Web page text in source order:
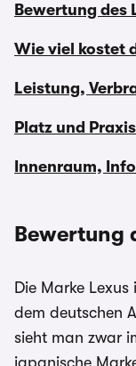
Bewertung des
Wie viel kostet
Leistung,
Platz und
Innenraum,
Bewertung
Die Marke
dem deutschen
sieht man zwar
japanische